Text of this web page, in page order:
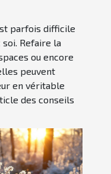
parfois difficile
Refaire la
ou encore
peuvent
en véritable
des conseils